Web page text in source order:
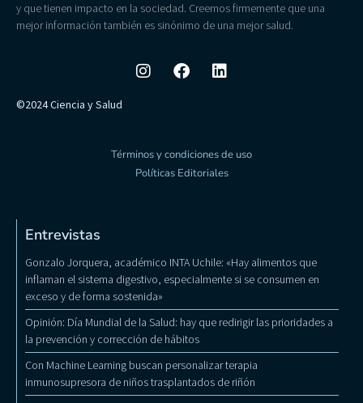
y que tienen impacto en la sociedad. Creemos firmemente que una
mejor información también es sinónimo de una mejor salud.
©2024 Ciencia y Salud
Términos y condiciones de uso
Políticas Editoriales
Entrevistas
Gonzalo Jorquera, académico INTA Uchile: «Hay alimentos que
inflaman el sistema digestivo, especialmente si se consumen en
exceso y de forma sostenida»
Opinión: Día Mundial de la Salud: hay que redirigir las prioridades a
la prevención y corrección de hábitos
Con Machine Learning buscan personalizar terapia
inmunosupresora de niños trasplantados de riñón